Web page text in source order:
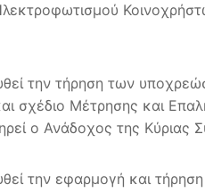
την τήρηση των
σχέδιο Μέτρησης και
ο Ανάδοχος της Κύριας
την εφαρμογή και